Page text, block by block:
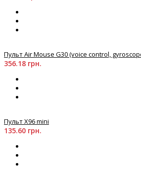
Пульт Air Mouse G30 (voice control,
356.18 грн.
Пульт X96 mini
135.60 грн.